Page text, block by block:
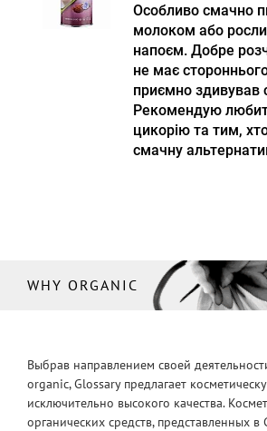
Особливо смачно
молоком або
напоєм. Добре
не має
приємно здивував
Рекомендую
цикорію та тим,
смачну
WHY ORGANIC
Выбрав направлением своей
organic, Glossary предлагает
исключительно высокого качества.
органических средств, представленных